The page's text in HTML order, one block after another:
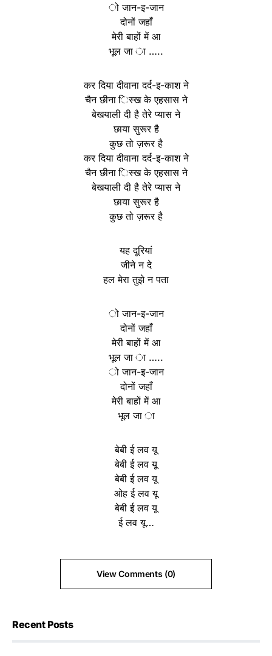
ो जान-इ-जान
दोनों जहाँ
मेरी बाहों में आ
भूल जा ा …..
कर दिया दीवाना दर्द-इ-काश ने
चैन छीना िस्ख के एहसास ने
बेखयाली दी है तेरे प्यास ने
छाया सुरूर है
कुछ तो ज़रूर है
कर दिया दीवाना दर्द-इ-काश ने
चैन छीना िस्ख के एहसास ने
बेखयाली दी है तेरे प्यास ने
छाया सुरूर है
कुछ तो ज़रूर है
यह दूरियां
जीने न दे
हल मेरा तुझे न पता
ो जान-इ-जान
दोनों जहाँ
मेरी बाहों में आ
भूल जा ा …..
ो जान-इ-जान
दोनों जहाँ
मेरी बाहों में आ
भूल जा ा
बेबी ई लव यू
बेबी ई लव यू
बेबी ई लव यू
ओह ई लव यू
बेबी ई लव यू
ई लव यू…
View Comments (0)
Recent Posts